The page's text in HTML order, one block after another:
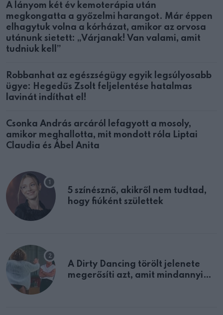
A lányom két év kemoterápia után
megkongatta a győzelmi harangot. Már éppen
elhagytuk volna a kórházat, amikor az orvosa
utánunk sietett: „Várjanak! Van valami, amit
tudniuk kell”
Robbanhat az egészségügy egyik legsúlyosabb
ügye: Hegedűs Zsolt feljelentése hatalmas
lavinát indíthat el!
Csonka András arcáról lefagyott a mosoly,
amikor meghallotta, mit mondott róla Liptai
Claudia és Ábel Anita
5 színésznő, akikről nem tudtad,
hogy fiúként születtek
A Dirty Dancing törölt jelenete
megerősíti azt, amit mindannyian